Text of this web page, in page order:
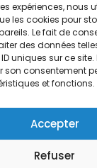
expériences, nous
les cookies pour
Le fait de
des données
uniques sur ce site.
son consentement
et fonctions.
Accepter
Refuser
Restez
aux alertes
Je m'abonne